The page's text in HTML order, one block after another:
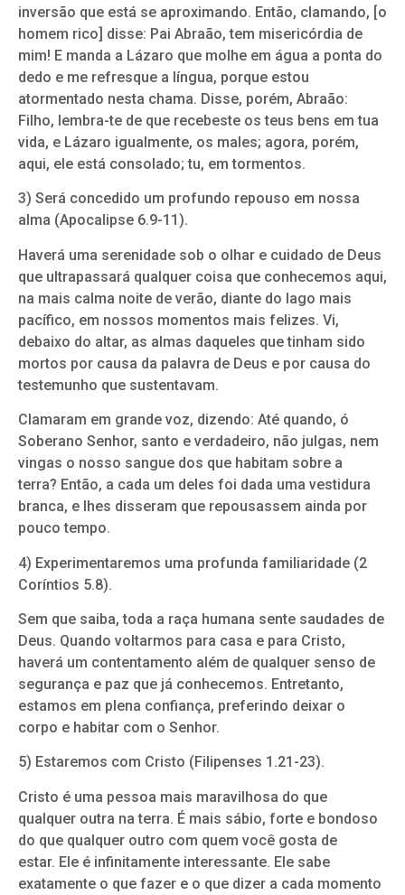
inversão que está se aproximando. Então, clamando, [o
homem rico] disse: Pai Abraão, tem misericórdia de
mim! E manda a Lázaro que molhe em água a ponta do
dedo e me refresque a língua, porque estou
atormentado nesta chama. Disse, porém, Abraão:
Filho, lembra-te de que recebeste os teus bens em tua
vida, e Lázaro igualmente, os males; agora, porém,
aqui, ele está consolado; tu, em tormentos.
3) Será concedido um profundo repouso em nossa
alma (Apocalipse 6.9-11).
Haverá uma serenidade sob o olhar e cuidado de Deus
que ultrapassará qualquer coisa que conhecemos aqui,
na mais calma noite de verão, diante do lago mais
pacífico, em nossos momentos mais felizes. Vi,
debaixo do altar, as almas daqueles que tinham sido
mortos por causa da palavra de Deus e por causa do
testemunho que sustentavam.
Clamaram em grande voz, dizendo: Até quando, ó
Soberano Senhor, santo e verdadeiro, não julgas, nem
vingas o nosso sangue dos que habitam sobre a
terra? Então, a cada um deles foi dada uma vestidura
branca, e lhes disseram que repousassem ainda por
pouco tempo.
4) Experimentaremos uma profunda familiaridade (2
Coríntios 5.8).
Sem que saiba, toda a raça humana sente saudades de
Deus. Quando voltarmos para casa e para Cristo,
haverá um contentamento além de qualquer senso de
segurança e paz que já conhecemos. Entretanto,
estamos em plena confiança, preferindo deixar o
corpo e habitar com o Senhor.
5) Estaremos com Cristo (Filipenses 1.21-23).
Cristo é uma pessoa mais maravilhosa do que
qualquer outra na terra. É mais sábio, forte e bondoso
do que qualquer outro com quem você gosta de
estar. Ele é infinitamente interessante. Ele sabe
exatamente o que fazer e o que dizer a cada momento